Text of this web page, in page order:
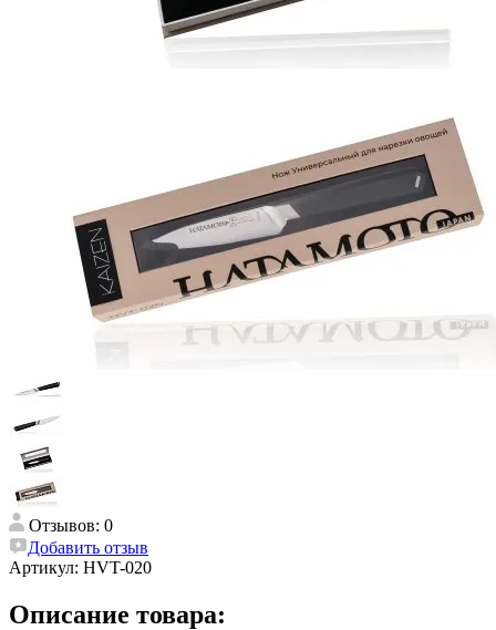
Отзывов: 0
Добавить отзыв
Артикул: HVT-020
Описание товара: